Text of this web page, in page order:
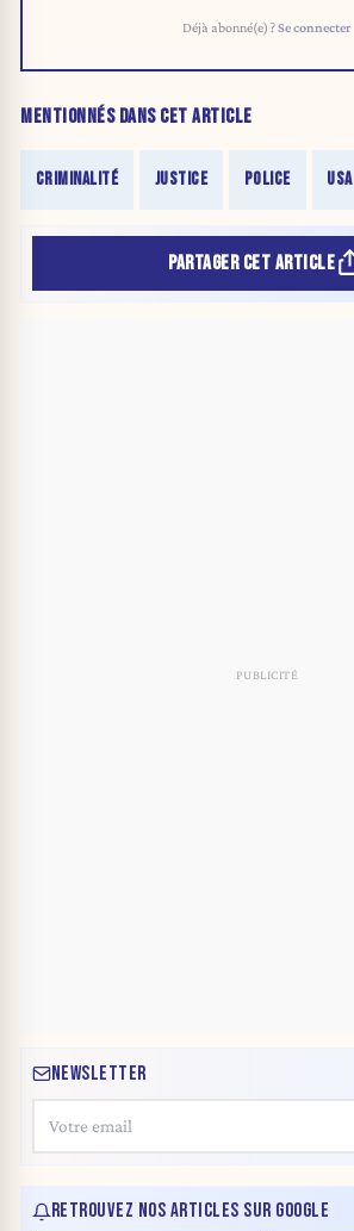
Déjà abonné(e) ?Se connecter
MENTIONNÉS DANS CET ARTICLE
CRIMINALITÉ JUSTICE POLICE USA
PARTAGER CET ARTICLE
NEWSLETTER
RETROUVEZ NOS ARTICLES SUR GOOGLE